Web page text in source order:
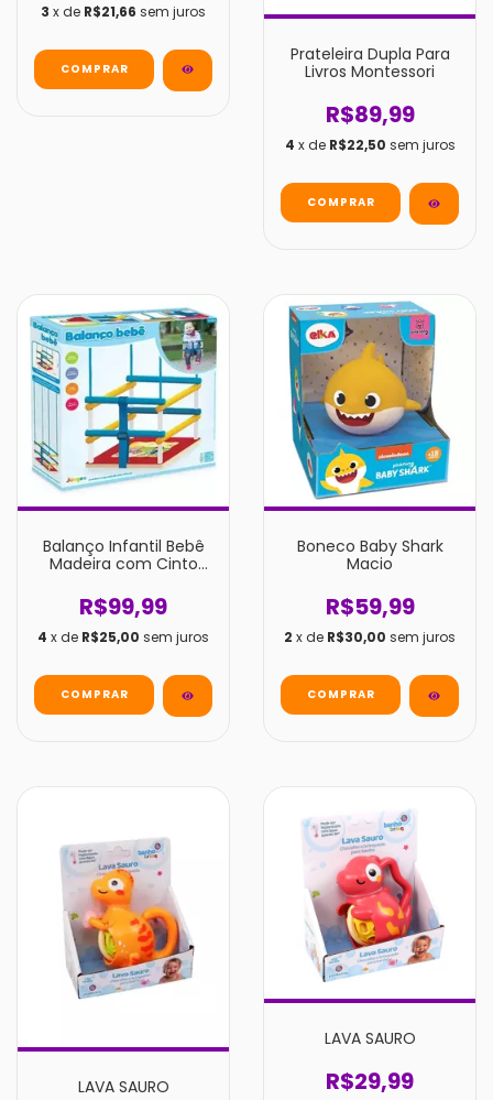
3 x de R$21,66 sem juros
Prateleira Dupla Para
Livros Montessori
R$89,99
4 x de R$22,50 sem juros
Balanço Infantil Bebê
Madeira com Cinto
R$99,99
4 x de R$25,00 sem juros
Boneco Baby Shark
Macio
R$59,99
2 x de R$30,00 sem juros
LAVA SAURO
LAVA SAURO
R$29,99